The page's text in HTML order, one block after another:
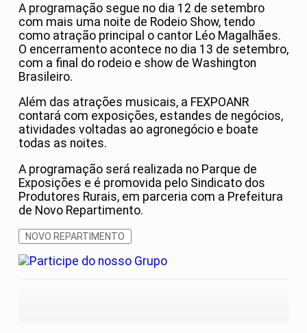
A programação segue no dia 12 de setembro
com mais uma noite de Rodeio Show, tendo
como atração principal o cantor Léo Magalhães.
O encerramento acontece no dia 13 de setembro,
com a final do rodeio e show de Washington
Brasileiro.
Além das atrações musicais, a FEXPOANR
contará com exposições, estandes de negócios,
atividades voltadas ao agronegócio e boate
todas as noites.
A programação será realizada no Parque de
Exposições e é promovida pelo Sindicato dos
Produtores Rurais, em parceria com a Prefeitura
de Novo Repartimento.
NOVO REPARTIMENTO